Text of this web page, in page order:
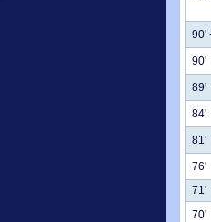
90'
90'
89'
84'
81'
76'
71'
70'